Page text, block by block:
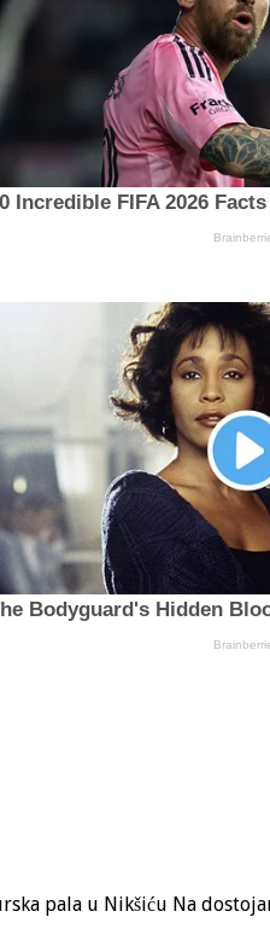
pala u Nikšiću Na